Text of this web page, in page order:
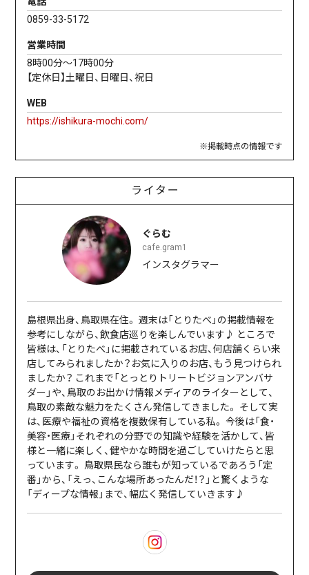
0859-33-5172
営業時間
8時00分～17時00分
【定休日】土曜日、日曜日、祝日
WEB
https://ishikura-mochi.com/
※掲載時点の情報です
ライター
ぐらむ
cafe.gram1
インスタグラマー
島根県出身、鳥取県在住。 週末は「とりたべ」の掲載情報を
参考にしながら、飲食店巡りを楽しんでいます♪ ところで
皆様は、「とりたべ」に掲載されているお店、何店舗くらい来
店してみられましたか？お気に入りのお店、もう見つけられ
ましたか？ これまで「とっとりトリートビジョンアンバサ
ダー」や、鳥取のお出かけ情報メディアのライターとして、
鳥取の素敵な魅力をたくさん発信してきました。 そして実
は、医療や福祉の資格を複数保有している私。 今後は「食・
美容・医療」それぞれの分野での知識や経験を活かして、皆
様と一緒に楽しく、健やかな時間を過ごしていけたらと思
っています。 鳥取県民なら誰もが知っているであろう「定
番」から、「えっ、こんな場所あったんだ！？」と驚くような
「ディープな情報」まで、幅広く発信していきます♪